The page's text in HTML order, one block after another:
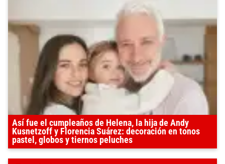
Así fue el cumpleaños de Helena, la hija de Andy
Kusnetzoff y Florencia Suárez: decoración en tonos
pastel, globos y tiernos peluches